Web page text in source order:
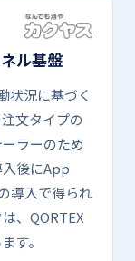
ル基盤
状況に​基づく​
文タイプの​
ラーの​ため
後に​App
導入で​得られ
、​QORTEX
す。